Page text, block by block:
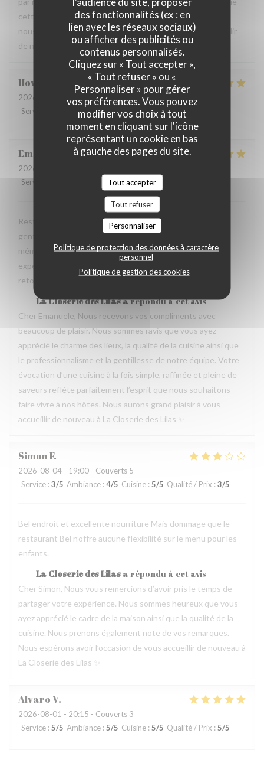
des fonctionnalités (ex : en
lien avec les réseaux sociaux)
ou afficher des publicités ou
contenus personnalisés.
Cliquez sur « Tout accepter »,
« Tout refuser » ou «
Personnaliser » pour gérer
vos préférences. Vous pouvez
modifier vos choix à tout
moment en cliquant sur l'icône
représentant un cookie en bas
à gauche des pages du site.
Tout accepter
Tout refuser
Personnaliser
Politique de protection des données à caractère
personnel
Politique de gestion des cookies
cette expérience a contribué à la réussite de votre repas
nous fait très plaisir. Nous serons heureux de vous accueillir
de nouveau à La Closerie des Lilas ✨
Howard
2026-07-31
- 20:15 - Couverts 4
Service
Ambiance: 5/5 Cuisine:5/5 Qualité / Prix
Emanuele C
2026-07-31
Service
5/5 Cuisine:5
Restaurant tres agreable, personnel avec expertise, tres
gentil et amable avec esprit! Cuisine simple et raffiné au
même temps, avec goût. Location charmante, pour un
experience que merece de retourner plusieur fois. Je
retournerai
La Closerie des Lilasa répondu à cet avis
Cher Emanuele, Nous recevons vos compliments avec
beaucoup de plaisir. Nous sommes ravis que vous ayez
apprécié le charme des lieux, la qualité de la cuisine ainsi que
le professionnalisme et la gentillesse de notre équipe. Votre
évocation d’une cuisine à la fois simple, raffinée et pleine de
saveurs reflète parfaitement l’esprit que nous souhaitons
faire vivre à nos hôtes. Nous aurons grand plaisir à vous
accueillir de nouveau à La Closerie des Lilas ✨
SimonF
2026-08-04 - 19:00 - Couverts 5
Service : 3/5 Ambiance : 4/5 Cuisine : 5/5 Qualité / Prix : 3/5
Bel endroit et excellente nourriture Mais dommage que le
restaurant Bel n’offre aucune flexibilité sur le menu pour les
enfants.
La Closerie des Lilas a répondu à cet avis
Cher Simon, Nous vous remercions d’avoir pris le temps de
partager votre expérience. Nous sommes heureux que vous
ayez apprécié le cadre de la maison ainsi que la qualité de la
cuisine. Nous prenons également note de vos remarques.
Nous espérons avoir l’occasion de vous accueillir de nouveau à
La Closerie des Lilas ✨
AlvaroV
2026-08-01 - 20:15 - Couverts 3
Service : 5/5 Ambiance : 5/5 Cuisine : 5/5 Qualité / Prix : 5/5